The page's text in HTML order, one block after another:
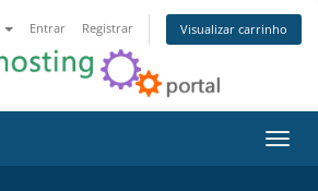
Entrar Registrar Visualizar carrinho